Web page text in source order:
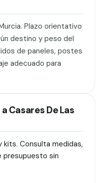
Plazo orientativo
destino y peso del
de paneles, postes
adecuado para
Casares De Las
kits. Consulta medidas,
presupuesto sin